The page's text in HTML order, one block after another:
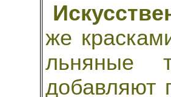
же
льняные
добавляют